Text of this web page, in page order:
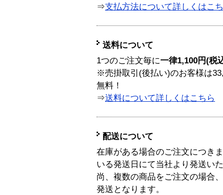
⇒支払方法について詳しくはこ
送料について
1つのご注文毎に一律1,100円(税
※売掛取引(後払い)のお客様は
無料！
⇒送料について詳しくはこちら
配送について
在庫がある場合のご注文につき
いる発送日にて当社より発送い
尚、複数の商品をご注文の場合
発送となります。